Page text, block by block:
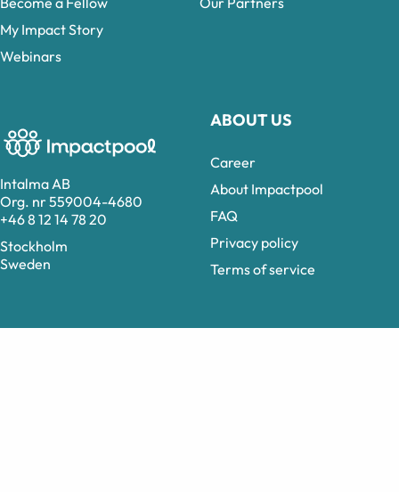
Intalma AB
Org. nr 559004-4680
+46 8 12 14 78 20
Stockholm
Sweden
ABOUT US
Career
About Impactpool
FAQ
Privacy policy
Terms of service
My Impact Story
Webinars